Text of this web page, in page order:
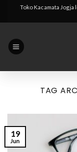
Toko Kacamata
TAG
19
Jun